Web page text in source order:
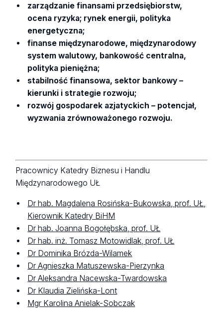
zarządzanie finansami przedsiębiorstw,
ocena ryzyka; rynek energii, polityka
energetyczna;
finanse międzynarodowe, międzynarodowy
system walutowy, bankowość centralna,
polityka pieniężna;
stabilność finansowa, sektor bankowy–
kierunki i strategie rozwoju;
rozwój gospodarek azjatyckich– potencjał,
wyzwania zrównoważonego rozwoju.
Pracownicy Katedry Biznesu i Handlu
Międzynarodowego UŁ
Dr hab. Magdalena Rosińska-Bukowska, prof. UŁ,
Kierownik Katedry BiHM
Dr hab. Joanna Bogołębska, prof. UŁ
Dr hab. inż. Tomasz Motowidlak, prof. UŁ
Dr Dominika Brózda-Wilamek
Dr Agnieszka Matuszewska-Pierzynka
Dr Aleksandra Nacewska-Twardowska
Dr Klaudia Zielińska-Lont
Mgr Karolina Anielak-Sobczak